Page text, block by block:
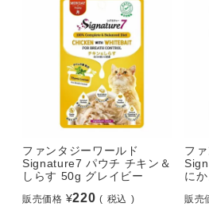
ファンタジーワールド
Signature7 パウチ チキン＆
しらす 50g グレイビー
販売価格 ¥220
税込
フ
に
販売